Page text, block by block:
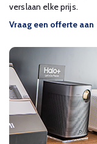
verslaan elke prijs.
Vraag een offerte aan